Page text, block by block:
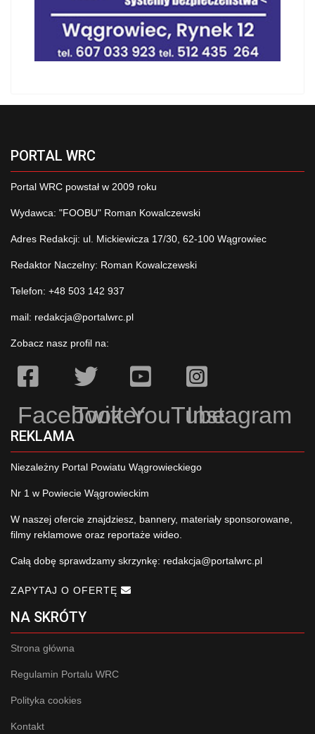
PORTAL WRC
Portal WRC powstał w 2009 roku
Wydawca: "FOOBU" Roman Kowalczewski
Adres Redakcji: ul. Mickiewicza 17/30, 62-100 Wągrowiec
Redaktor Naczelny: Roman Kowalczewski
Telefon: +48 503 142 937
mail: redakcja@portalwrc.pl
Zobacz nasz profil na:
Facebook
TwitterYouTubeInstagram
REKLAMA
Niezależny Portal Powiatu Wągrowieckiego
Nr 1 w Powiecie Wągrowieckim
W naszej ofercie znajdziesz, bannery, materiały sponsorowane,
filmy reklamowe oraz reportaże wideo.
Całą dobę sprawdzamy skrzynkę: redakcja@portalwrc.pl
ZAPYTAJ O OFERTĘ
NA SKRÓTY
Strona główna
Regulamin Portalu WRC
Polityka cookies
Kontakt